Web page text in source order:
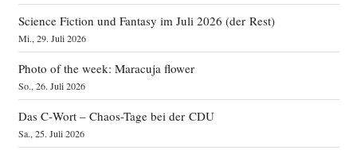
Science Fiction und Fantasy im Juli 2026 (der Rest)
Mi., 29. Juli 2026
Photo of the week: Maracuja flower
So., 26. Juli 2026
Das C‑Wort – Chaos-Tage bei der CDU
Sa., 25. Juli 2026